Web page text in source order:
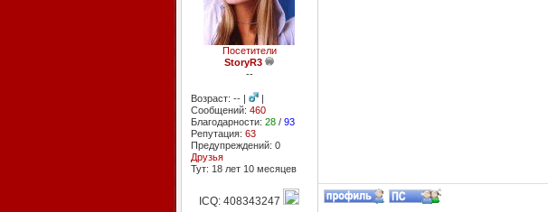
Посетители
StoryR3
--
Возраст: -- |
|
Сообщений: 460
Благодарности: 28/ 93
Репутация: 63
Предупреждений: 0
Друзья
Тут: 18 лет 10 месяцев
ICQ: 408343247